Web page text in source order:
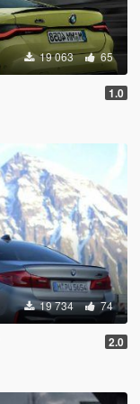
19 063 65
1.0
19 734 74
2.0